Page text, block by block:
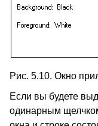
Рис. 5.10. Окно
Если вы будете
одинарным